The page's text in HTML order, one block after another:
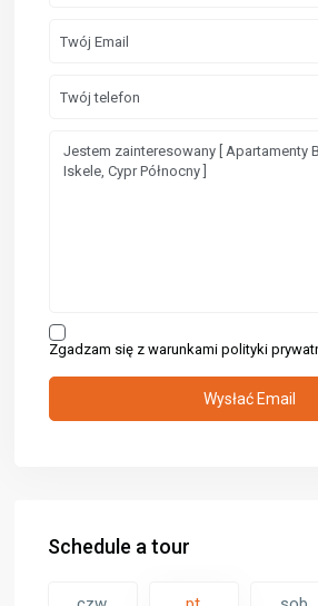
Zgadzam się z warunkami polityki
Schedule a tour